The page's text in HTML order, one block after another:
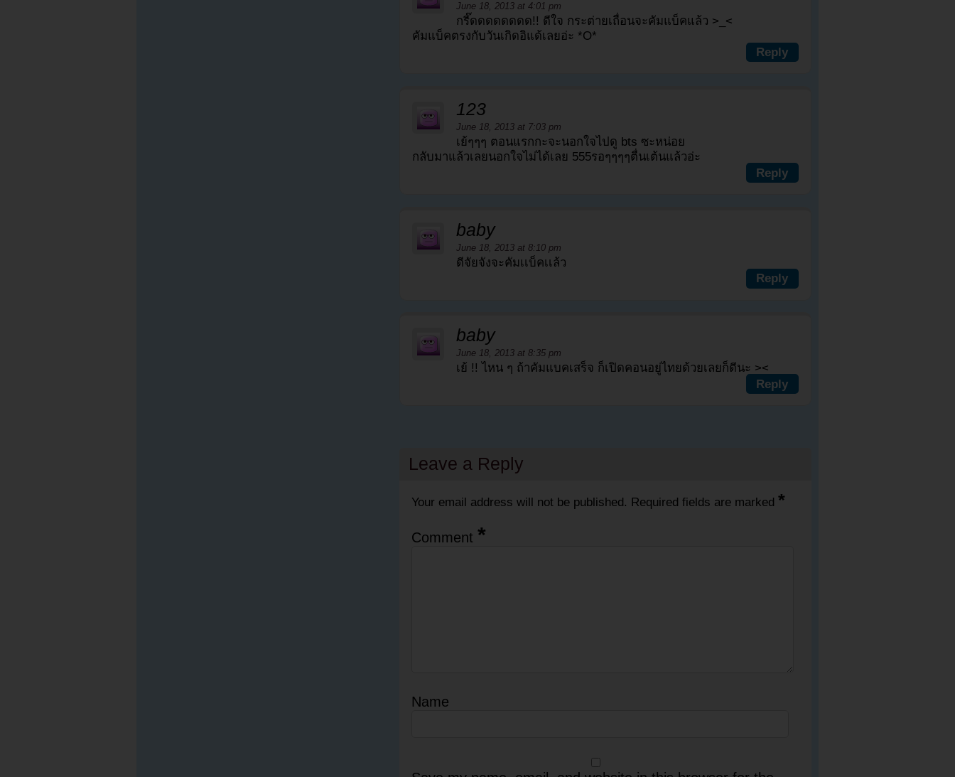
June 18, 2013 at 4:01 pm
กรี๊ดดดดดดดด!! ดีใจ กระต่ายเถื่อนจะคัมแบ็คแล้ว >_<
คัมแบ็คตรงกับวันเกิดอิแด้เลยอ่ะ *O*
Reply
123
June 18, 2013 at 7:03 pm
เย้ๆๆๆ ตอนแรกกะจะนอกใจไปดู bts ซะหน่อย
กลับมาแล้วเลยนอกใจไม่ได้เลย 555รอๆๆๆๆตื่นเต้นแล้วอ่ะ
Reply
baby
June 18, 2013 at 8:10 pm
ดีจัยจังจะคัมเเบ็คเเล้ว
Reply
baby
June 18, 2013 at 8:35 pm
เย้ !! ไหน ๆ ถ้าคัมแบคเสร็จ ก็เปิดคอนอยู่ไทยด้วยเลยก็ดีนะ ><
Reply
Leave a Reply
Your email address will not be published. Required fields are marked *
Comment *
Name